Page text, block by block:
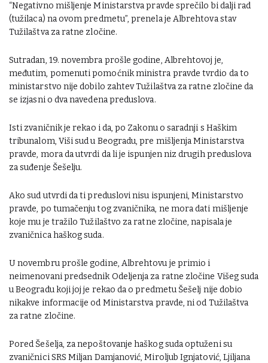
“Negativno mišljenje Ministarstva pravde sprečilo bi dalji rad
(tužilaca) na ovom predmetu”, prenela je Albrehtova stav
Tužilaštva za ratne zločine.
Sutradan, 19. novembra prošle godine, Albrehtovoj je,
međutim, pomenuti pomoćnik ministra pravde tvrdio da to
ministarstvo nije dobilo zahtev Tužilaštva za ratne zločine da
se izjasni o dva navedena preduslova.
Isti zvaničnik je rekao i da, po Zakonu o saradnji s Haškim
tribunalom, Viši sud u Beogradu, pre mišljenja Ministarstva
pravde, mora da utvrdi da li je ispunjen niz drugih preduslova
za suđenje Šešelju.
Ako sud utvrdi da ti preduslovi nisu ispunjeni, Ministarstvo
pravde, po tumačenju tog zvaničnika, ne mora dati mišljenje
koje mu je tražilo Tužilaštvo za ratne zločine, napisala je
zvaničnica haškog suda.
U novembru prošle godine, Albrehtovu je primio i
neimenovani predsednik Odeljenja za ratne zločine Višeg suda
u Beogradu koji joj je rekao da o predmetu Šešelj nije dobio
nikakve informacije od Ministarstva pravde, ni od Tužilaštva
za ratne zločine.
Pored Šešelja, za nepoštovanje haškog suda optuženi su
zvaničnici SRS Miljan Damjanović, Miroljub Ignjatović, Ljiljana